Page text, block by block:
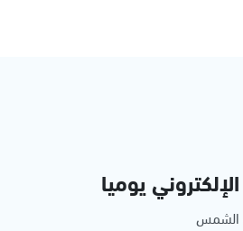
يوميا
الشمس